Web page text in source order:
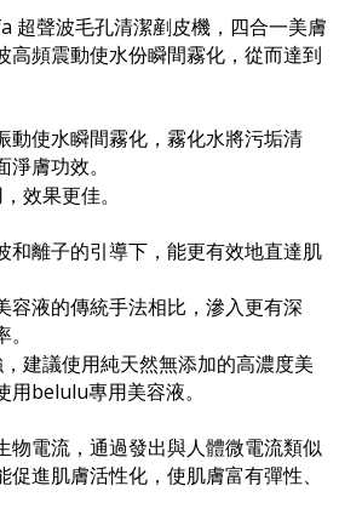
超聲波毛孔清潔剷皮機，四合一美膚
高頻震動使水份瞬間霧化，從而達到
動使水瞬間霧化，霧化水將污垢清
膚功效。
效果更佳。
和離子的引導下，能更有效地直達肌
容液的傳統手法相比，滲入更有深
建議使用純天然無添加的高濃度美
用belulu專用美容液。
物電流，通過發出與人體微電流類似
促進肌膚活性化，使肌膚富有彈性、